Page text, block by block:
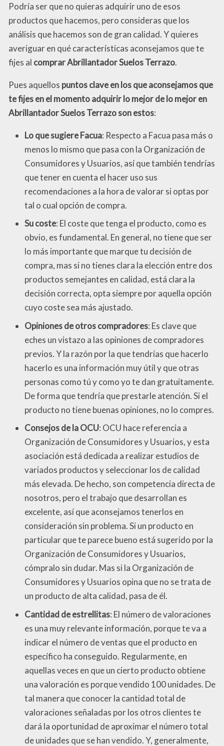
Podría ser que no quieras adquirir uno de esos
productos que hacemos, pero consideras que los
análisis que hacemos son de gran calidad. Y quieres
averiguar en qué características aconsejamos que te
fijes al comprar Abrillantador Suelos Terrazo.
Pues aquellos puntos clave en los que aconsejamos que
te fijes en el momento adquirir lo mejor de lo mejor en
Abrillantador Suelos Terrazo son estos:
Lo que sugiere Facua: Respecto a Facua pasa más o
menos lo mismo que pasa con la Organización de
Consumidores y Usuarios, así que también tendrías
que tener en cuenta el hacer uso sus
recomendaciones a la hora de valorar si optas por
tal o cual opción de compra.
Su coste: El coste que tenga el producto, como es
obvio, es fundamental. En general, no tiene que ser
lo más importante que marque tu decisión de
compra, mas si no tienes clara la elección entre dos
productos semejantes en calidad, está clara la
decisión correcta, opta siempre por aquella opción
cuyo coste sea más ajustado.
Opiniones de otros compradores: Es clave que
eches un vistazo a las opiniones de compradores
previos. Y la razón por la que tendrías que hacerlo
hacerlo es una información muy útil y que otras
personas como tú y como yo te dan gratuitamente.
De forma que tendría que prestarle atención. Si el
producto no tiene buenas opiniones, no lo compres.
Consejos de la OCU: OCU hace referencia a
Organización de Consumidores y Usuarios, y esta
asociación está dedicada a realizar estudios de
variados productos y seleccionar los de calidad
más elevada. De hecho, son competencia directa de
nosotros, pero el trabajo que desarrollan es
excelente, así que aconsejamos tenerlos en
consideración sin problema. Si un producto en
particular que te parece bueno está sugerido por la
Organización de Consumidores y Usuarios,
cómpralo sin dudar. Mas si la Organización de
Consumidores y Usuarios opina que no se trata de
un producto de alta calidad, pasa de él.
Cantidad de estrellitas: El número de valoraciones
es una muy relevante información, porque te va a
indicar el número de ventas que el producto en
específico ha conseguido. Regularmente, en
aquellas veces en que un cierto producto obtiene
una valoración es porque vendido 100 unidades. De
tal manera que conocer la cantidad total de
valoraciones señaladas por los otros clientes te
dará la oportunidad de aproximar el número total
de unidades que se han vendido. Y, generalmente,